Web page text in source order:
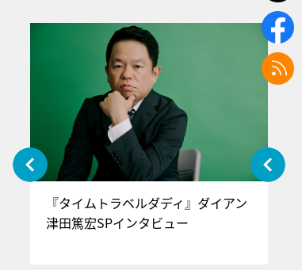
『タイムトラベルダディ』ダイアン
津田篤宏SPインタビュー